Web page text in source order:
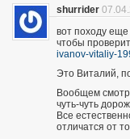
shurrider
вот походу
чтобы
ivanov-vitaliy-
Это Виталий,
Вообщем
чуть-чуть
Все
отличатся от